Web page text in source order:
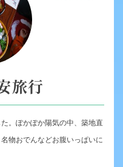
旅行
。ぽかぽか陽気の中、築地直
物おでんなどお腹いっぱいに